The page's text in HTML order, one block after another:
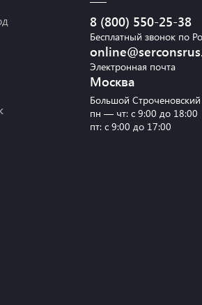
8 (800) 550-25-38
Бесплатный звонок по
Электронная почта
Москва
Большой
пн — чт: с 9:00 до 18:00
пт: с 9:00 до 17:00